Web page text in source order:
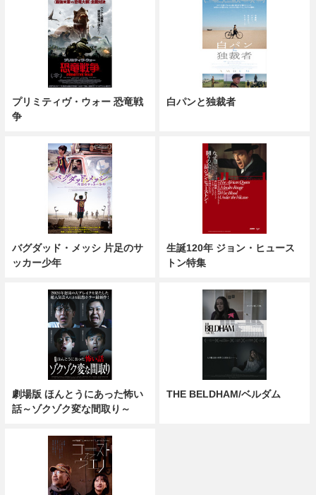
プリミティヴ・ウォー 恐竜戦
争
白パンと独裁者
バグダッド・メッシ 片足のサ
ッカー少年
生誕120年 ジョン・ヒュース
トン特集
劇場版 ほんとうにあった怖い
話～ゾクゾク変な間取り～
THE BELDHAM/ベルダム